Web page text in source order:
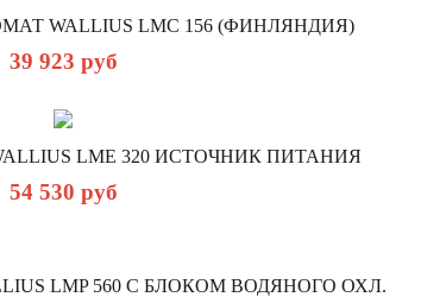
WALLIUS LMC 156 (ФИНЛЯНДИЯ)
39 923 руб
LMЕ 320 ИСТОЧНИК ПИТАНИЯ
54 530 руб
LMP 560 С БЛОКОМ ВОДЯНОГО ОХЛ.